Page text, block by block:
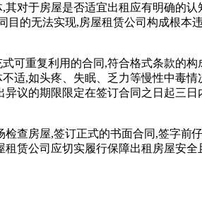
对于房屋是否适宜出租应有明确的
的无法实现,房屋租赁公司构成根本
可重复利用的合同,符合格式条款的
适,如头疼、失眠、乏力等慢性中毒
议的期限限定在签订合同之日起三
查房屋,签订正式的书面合同,签字前
赁公司应切实履行保障出租房屋安